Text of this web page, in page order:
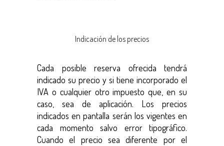
Indicación de los precios
Cada posible reserva ofrecida tendrá
indicado su precio y si tiene incorporado el
IVA o cualquier otro impuesto que, en su
caso, sea de aplicación. Los precios
indicados en pantalla serán los vigentes en
cada momento salvo error tipográfico.
Cuando el precio sea diferente por el